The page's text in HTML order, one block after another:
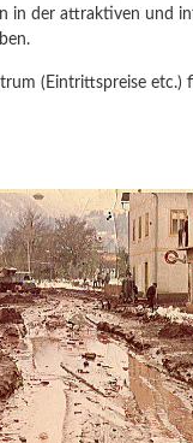
in der attraktiven und
(Eintrittspreise etc.)